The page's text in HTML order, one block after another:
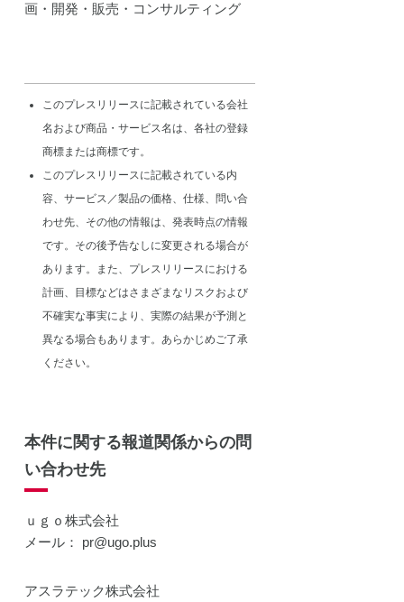
画・開発・販売・コンサルティング
このプレスリリースに記載されている会社
名および商品・サービス名は、各社の登録
商標または商標です。
このプレスリリースに記載されている内
容、サービス／製品の価格、仕様、問い合
わせ先、その他の情報は、発表時点の情報
です。その後予告なしに変更される場合が
あります。また、プレスリリースにおける
計画、目標などはさまざまなリスクおよび
不確実な事実により、実際の結果が予測と
異なる場合もあります。あらかじめご了承
ください。
本件に関する報道関係からの問
い合わせ先
ｕｇｏ株式会社
メール： pr@ugo.plus
アスラテック株式会社